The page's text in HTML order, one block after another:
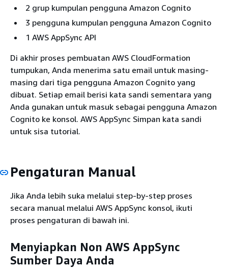
2 grup kumpulan pengguna Amazon Cognito
3 pengguna kumpulan pengguna Amazon Cognito
1 AWS AppSync API
Di akhir proses pembuatan AWS CloudFormation
tumpukan, Anda menerima satu email untuk masing-
masing dari tiga pengguna Amazon Cognito yang
dibuat. Setiap email berisi kata sandi sementara yang
Anda gunakan untuk masuk sebagai pengguna Amazon
Cognito ke konsol. AWS AppSync Simpan kata sandi
untuk sisa tutorial.
Pengaturan Manual
Jika Anda lebih suka melalui step-by-step proses
secara manual melalui AWS AppSync konsol, ikuti
proses pengaturan di bawah ini.
Menyiapkan Non AWS AppSync
Sumber Daya Anda